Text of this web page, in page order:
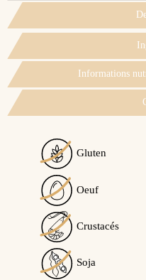
Informations
Gluten
Oeuf
Crustacés
Soja